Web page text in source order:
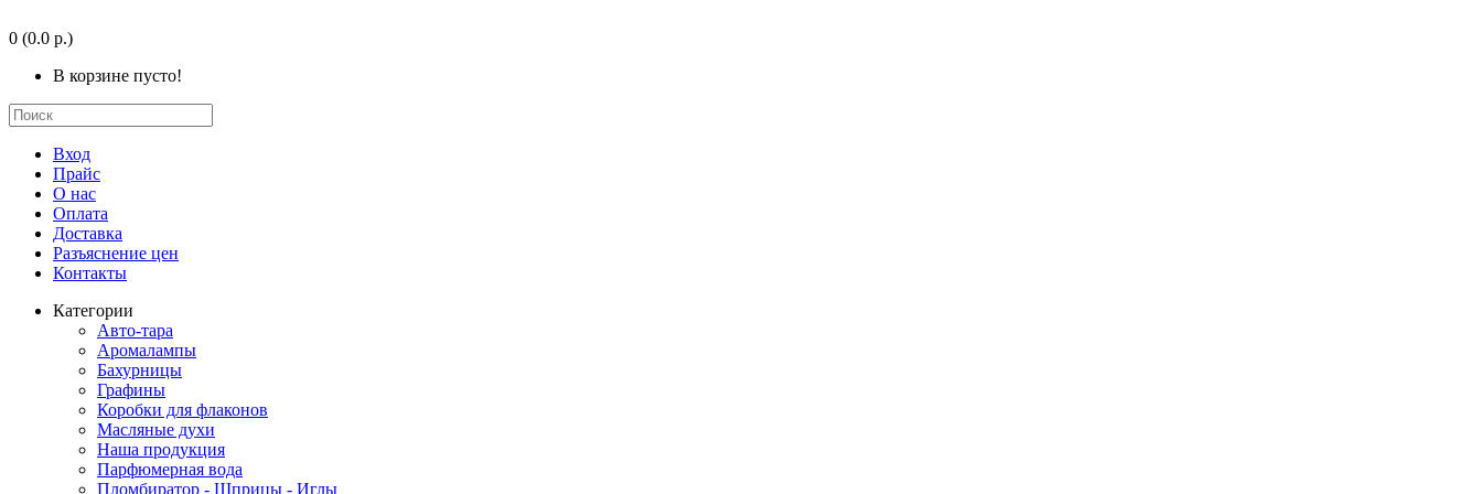
0 (0.0 р.)
В корзине пусто!
Вход
Прайс
О нас
Оплата
Доставка
Разъяснение цен
Контакты
Категории
Авто-тара
Аромалампы
Бахурницы
Графины
Коробки для флаконов
Масляные духи
Наша продукция
Парфюмерная вода
Пломбиратор - Шприцы - Иглы